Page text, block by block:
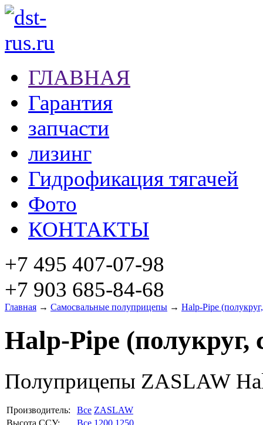
ГЛАВНАЯ
Гарантия
запчасти
лизинг
Гидрофикация тягачей
Фото
КОНТАКТЫ
+7 495 407-07-98
+7 903 685-84-68
Главная → Самосвальные полуприцепы → Halp-Pipe
Halp-Pipe (полукруг,
Полуприцепы ZASLAW
Производитель: Все ZASLAW
Высота ССУ:
Все 1200 1250